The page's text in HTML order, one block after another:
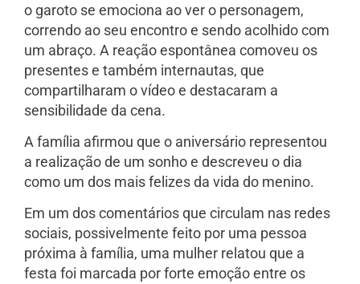
o garoto se emociona ao ver o personagem,
correndo ao seu encontro e sendo acolhido com
um abraço. A reação espontânea comoveu os
presentes e também internautas, que
compartilharam o vídeo e destacaram a
sensibilidade da cena.
A família afirmou que o aniversário representou
a realização de um sonho e descreveu o dia
como um dos mais felizes da vida do menino.
Em um dos comentários que circulam nas redes
sociais, possivelmente feito por uma pessoa
próxima à família, uma mulher relatou que a
festa foi marcada por forte emoção entre os